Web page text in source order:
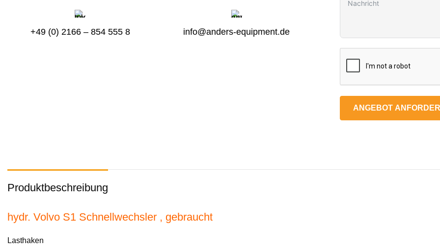
+49 (0) 2166 – 854 555 8 info@anders-equipment.de
ANGEBOT
Produktbeschreibung
hydr. Volvo S1 Schnellwechsler , gebraucht
Lasthaken